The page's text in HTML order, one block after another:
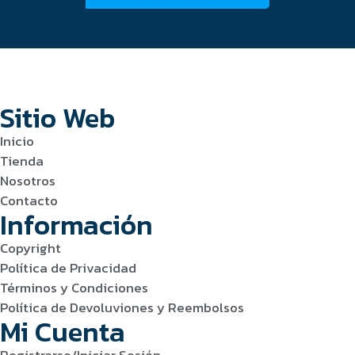
Sitio Web
Inicio
Tienda
Nosotros
Contacto
Información
Copyright
Política de Privacidad
Términos y Condiciones
Política de Devoluviones y Reembolsos
Mi Cuenta